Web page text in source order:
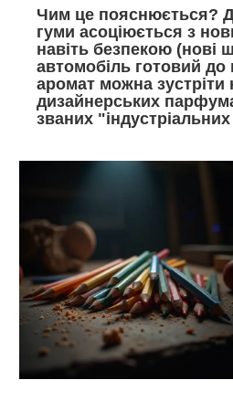
Чим це пояснюється?
гуми асоціюється з
навіть безпекою (нові
автомобіль готовий до
аромат можна зустріти
дизайнерських
званих